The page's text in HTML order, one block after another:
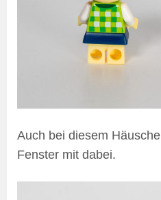
Auch bei diesem
Fenster mit dabei.